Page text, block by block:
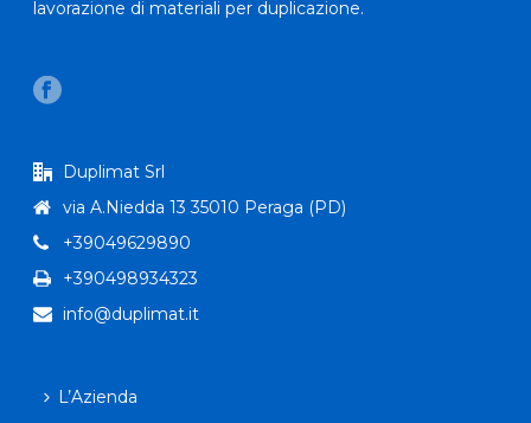
lavorazione di materiali per duplicazione.
Duplimat Srl
via A.Niedda 13 35010 Peraga (PD)
+39049629890
+390498934323
info@duplimat.it
L’Azienda